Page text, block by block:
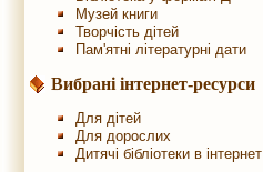
Музей книги
Творчість дітей
Пам'ятні літературні дати
Вибрані інтернет-ресурси
Для дітей
Для дорослих
Дитячі бібліотеки в інтернет